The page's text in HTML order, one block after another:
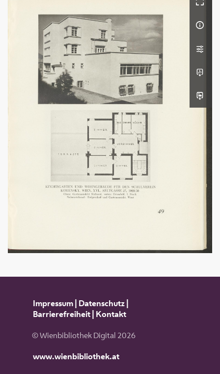
Impressum| Datenschutz|
Barrierefreiheit| Kontakt
© Wienbibliothek Digital 2026
www.wienbibliothek.at